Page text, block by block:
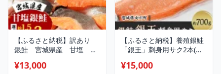
【ふるさと納税】訳あり
銀鮭 宮城県産 甘塩 切
り 銀鮭 さけ サケ 魚 海鮮
¥13,000
【ふるさと納税】養殖銀鮭
「銀王」刺身用サク2本(半
モン 銀鮭 銀王 刺身用 海鮮
¥15,000